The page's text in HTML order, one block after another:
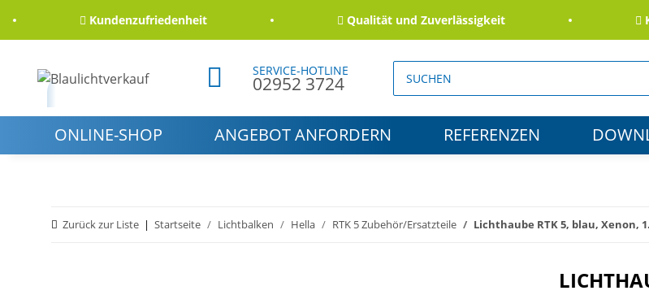
Kundenzufriedenheit Qualität und Zuverlässigkeit
SERVICE-HOTLINE
02952 3724
ONLINE-SHOP ANGEBOT ANFORDERN REFERENZEN
Zurück zur Liste Startseite Lichtbalken Hella RTK 5 Zubehör/Ersatzteile Lichthaube RTK 5, blau, Xenon,